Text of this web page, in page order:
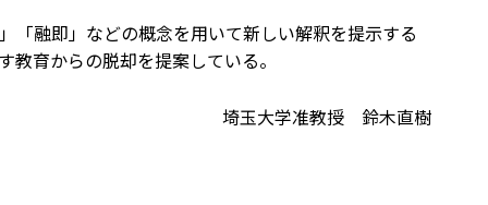
「融即」などの概念を用いて新しい解釈を提示する
育からの脱却を提案している。
埼玉大学准教授 鈴木直樹